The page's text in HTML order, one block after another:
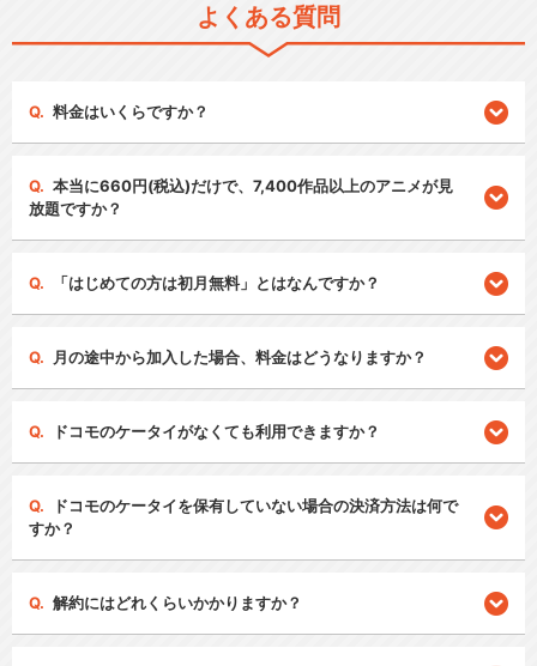
よくある質問
料金はいくらですか？
本当に660円(税込)だけで、7,400作品以上のアニメが見
放題ですか？
「はじめての方は初月無料」とはなんですか？
月の途中から加入した場合、料金はどうなりますか？
ドコモのケータイがなくても利用できますか？
ドコモのケータイを保有していない場合の決済方法は何で
すか？
解約にはどれくらいかかりますか？